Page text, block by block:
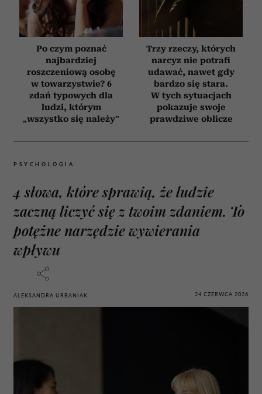
Po czym poznać
najbardziej
roszczeniową osobę
w towarzystwie? 6
zdań typowych dla
ludzi, którym
„wszystko się należy”
Trzy rzeczy, których
narcyz nie potrafi
udawać, nawet gdy
bardzo się stara.
W tych sytuacjach
pokazuje swoje
prawdziwe oblicze
PSYCHOLOGIA
4 słowa, które sprawią, że ludzie
zaczną liczyć się z twoim zdaniem. To
potężne narzędzie wywierania
wpływu
ALEKSANDRA URBANIAK 24 CZERWCA 2026